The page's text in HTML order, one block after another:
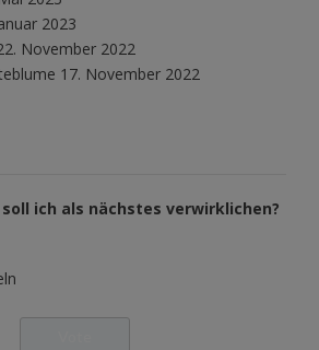
2023
November 2022
17. November 2022
ich als nächstes verwirklichen?